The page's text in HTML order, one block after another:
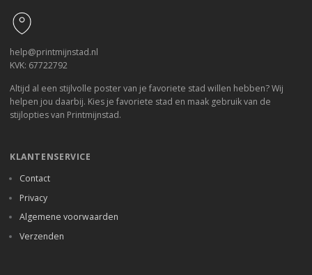
help@printmijnstad.nl
KVK: 67722792
Altijd al een stijlvolle poster van je favoriete stad willen hebben? Wij
helpen jou daarbij. Kies je favoriete stad en maak gebruik van de
stijlopties van Printmijnstad.
KLANTENSERVICE
Contact
Privacy
Algemene voorwaarden
Verzenden